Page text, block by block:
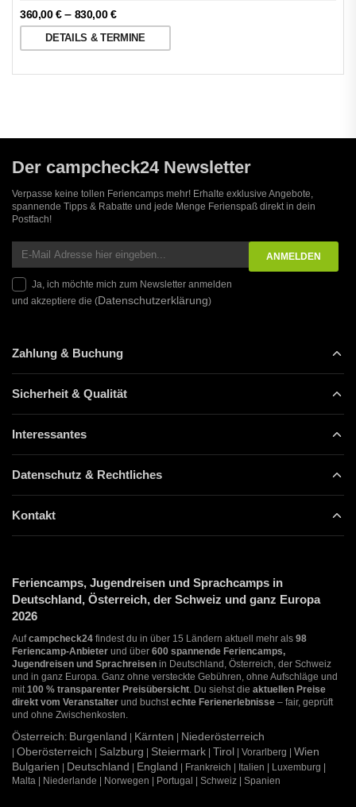
360,00€– 830,00€
DETAILS & TERMINE
Der campcheck24 Newsletter
Verpasse keine tollen Feriencamps mehr! Erhalte exklusive Angebote,
spannende Tipps & Rabatte und jede Menge Ferienspaß direkt in dein
Postfach!
Ja, ich möchte mich zum Newsletter anmelden
und akzeptiere die (Datenschutzerklärung)
Zahlung & Buchung
Sicherheit & Qualität
Interessantes
Datenschutz & Rechtliches
Kontakt
Feriencamps, Jugendreisen und Sprachcamps in
Deutschland, Österreich, der Schweiz und ganz Europa
2026
Aufcampcheck24 findest du in über 15 Ländern aktuell mehr als 98
Feriencamp-Anbieter und über 600 spannende Feriencamps,
Jugendreisen und Sprachreisen in Deutschland, Österreich, der Schweiz
und in ganz Europa. Ganz ohne versteckte Gebühren, ohne Aufschläge und
mit100 % transparenter Preisübersicht. Du siehst die aktuellen Preise
direkt vom Veranstalter und buchstechte Ferienerlebnisse – fair, geprüft
und ohne Zwischenkosten.
Österreich: Burgenland Kärnten Niederösterreich
Oberösterreich Salzburg Steiermark Tirol | Vorarlberg | Wien
Bulgarien
Deutschland England | Frankreich | Italien | Luxemburg |
Malta | Niederlande | Norwegen | Portugal | Schweiz | Spanien